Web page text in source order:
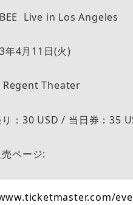
Live in Los Angeles
年4月11日(火)
Regent Theater
：30 USD / 当日券：35
ページ: